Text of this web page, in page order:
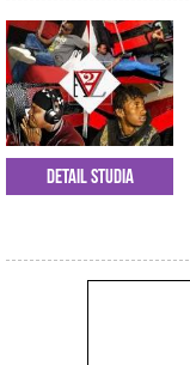
Detail studia